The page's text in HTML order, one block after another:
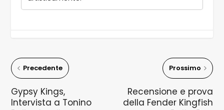
Precedente
Gypsy Kings,
Intervista a Tonino
Prossimo
Recensione e prova
della Fender Kingfish